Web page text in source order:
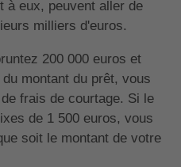
à eux, peuvent aller de
milliers d'euros.
200 000 euros et
montant du prêt, vous
frais de courtage. Si le
de 1 500 euros, vous
soit le montant de votre